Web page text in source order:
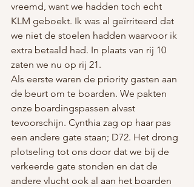
vreemd, want we hadden toch echt
KLM geboekt. Ik was al geïrriteerd dat
we niet de stoelen hadden waarvoor ik
extra betaald had. In plaats van rij 10
zaten we nu op rij 21.
Als eerste waren de priority gasten aan
de beurt om te boarden. We pakten
onze boardingspassen alvast
tevoorschijn. Cynthia zag op haar pas
een andere gate staan; D72. Het drong
plotseling tot ons door dat we bij de
verkeerde gate stonden en dat de
andere vlucht ook al aan het boarden